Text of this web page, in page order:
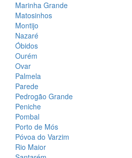
Marinha Grande
Matosinhos
Montijo
Nazaré
Óbidos
Ourém
Ovar
Palmela
Parede
Pedrogão Grande
Peniche
Pombal
Porto de Mós
Póvoa do Varzim
Rio Maior